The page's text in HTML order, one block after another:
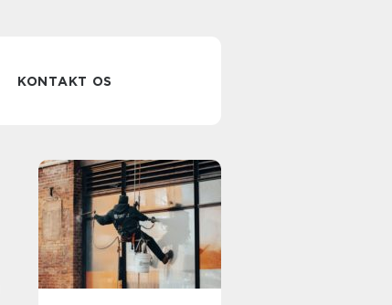
KONTAKT OS